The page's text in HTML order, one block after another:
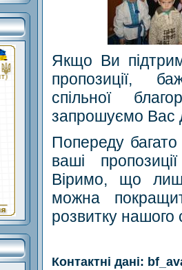
Якщо Ви
пропозиції,
спільної
запрошуємо Вас
Попереду
ваші
Віримо, що
можна
розвитку нашого
Контактні дані: